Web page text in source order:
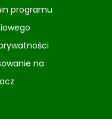
programu
na